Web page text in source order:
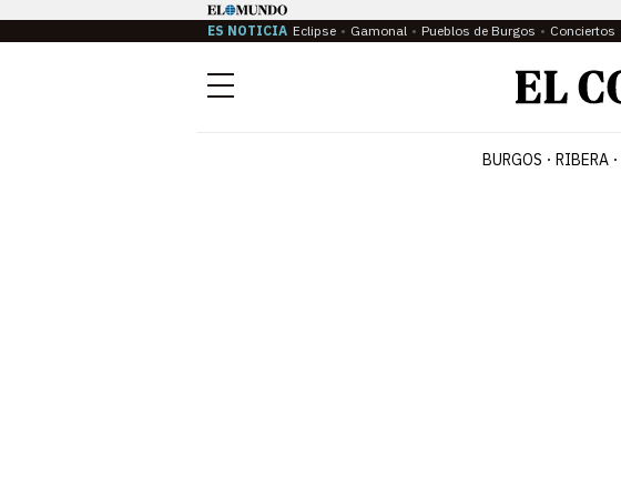
ES NOTICIA Eclipse Gamonal Pueblos de Burgos Conciertos
Menú
BURGOS RIBERA